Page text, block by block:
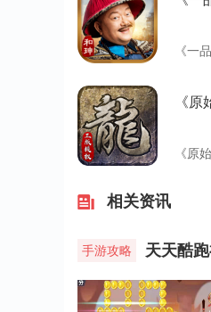
《一
《
《原
相关资讯
手游攻略 天天酷